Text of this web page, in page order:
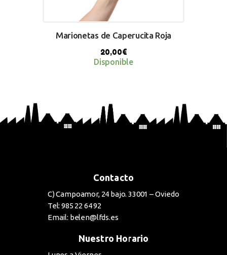
Marionetas de Caperucita Roja
20,00€
Disponible
Contacto
C) Campoamor, 24 bajo. 33001 – Oviedo
Tel: 985 22 64 92
Email: belen@lfds.es
Nuestro Horario